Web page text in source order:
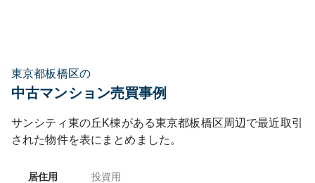
東京都板橋区の
中古マンション売買事例
サンシティ東の丘K棟がある東京都板橋区周辺で最近取引
された物件を表にまとめました。
居住用 投資用